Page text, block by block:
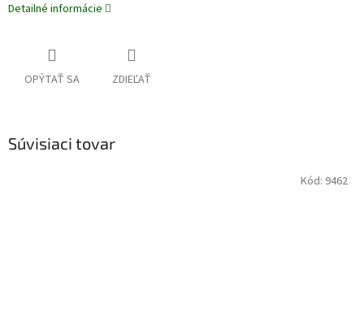
Detailné informácie
OPÝTAŤ SA ZDIEĽAŤ
Súvisiaci tovar
Kód: 9462